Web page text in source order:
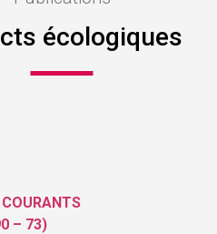
écologiques
– 73)